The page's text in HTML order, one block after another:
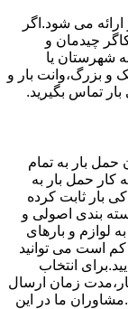
می شود.اگر
چیدمان و
شهرستان یا
و بزرگ،وانت بار و
تماس بگیرید.
حمل بار به تمام
کار حمل بار به
بار ثابت کرده
بندی اصولی و
لوازم و بارهای
است می توانید
انتخاب
زمان ارسال
ما در این